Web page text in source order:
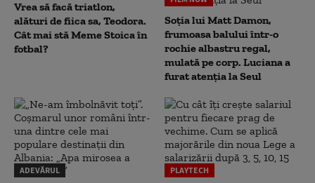
Vrea să facă triatlon,
alături de fiica sa, Teodora.
Cât mai stă Meme Stoica în
fotbal?
Soția lui Matt Damon,
frumoasa balului într-o
rochie albastru regal,
mulată pe corp. Luciana a
furat atenția la Seul
ADEVĂRUL PLAYTECH